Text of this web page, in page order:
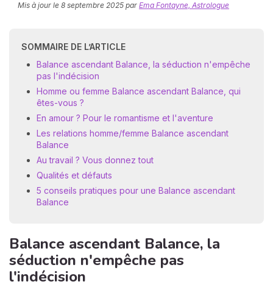
Mis à jour le 8 septembre 2025 par Ema Fontayne, Astrologue
SOMMAIRE DE L’ARTICLE
Balance ascendant Balance, la séduction n'empêche
pas l'indécision
Homme ou femme Balance ascendant Balance, qui
êtes-vous ?
En amour ? Pour le romantisme et l'aventure
Les relations homme/femme Balance ascendant
Balance
Au travail ? Vous donnez tout
Qualités et défauts
5 conseils pratiques pour une Balance ascendant
Balance
Balance ascendant Balance, la
séduction n'empêche pas
l'indécision